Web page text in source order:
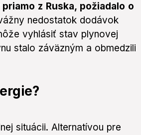
z Ruska, požiadalo o
nedostatok dodávok
vyhlásiť stav plynovej
stalo záväzným a obmedzili
situácii. Alternatívou pre